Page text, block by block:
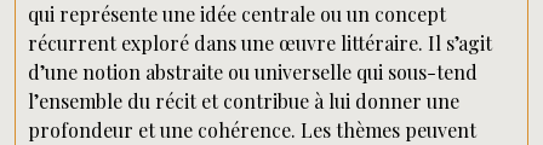
qui représente une idée centrale ou un concept
récurrent exploré dans une œuvre littéraire. Il s’agit
d’une notion abstraite ou universelle qui sous-tend
l’ensemble du récit et contribue à lui donner une
profondeur et une cohérence. Les thèmes peuvent